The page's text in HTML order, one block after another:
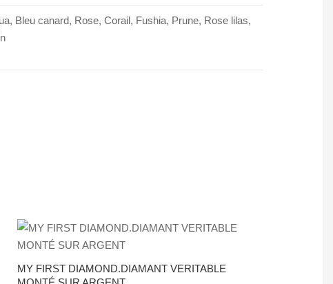
Bleu canard, Rose, Corail, Fushia, Prune, Rose lilas,
MY FIRST DIAMOND.DIAMANT VERITABLE